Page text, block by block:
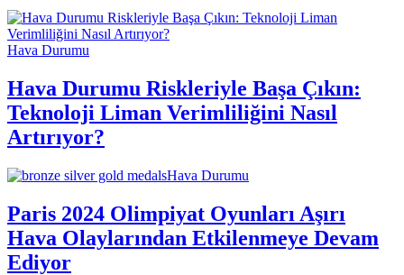
Hava Durumu
Hava Durumu Riskleriyle Başa Çıkın:
Teknoloji Liman Verimliliğini Nasıl
Artırıyor?
Hava Durumu
Paris 2024 Olimpiyat Oyunları Aşırı
Hava Olaylarından Etkilenmeye Devam
Ediyor